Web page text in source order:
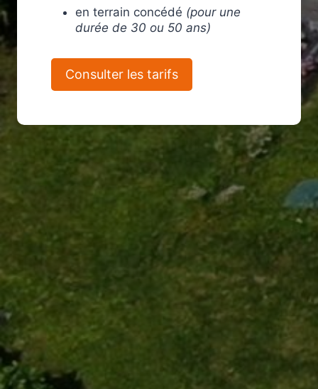
en terrain concédé (pour une
durée de 30 ou 50 ans)
Consulter les tarifs